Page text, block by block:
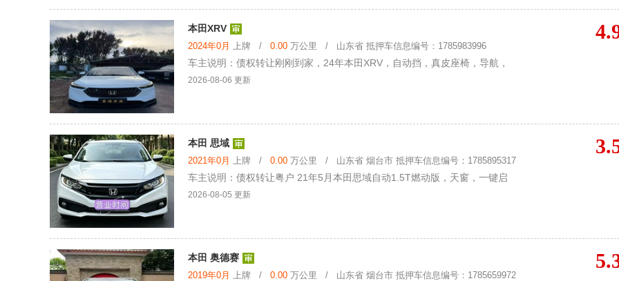
本田XRV
2024年0月 上牌 / 0.00 万公里 / 山东省 抵押车信息编号：1785983996
车主说明：债权转让刚刚到家，24年本田XRV，自动挡，真皮座椅，导航，
2026-08-06 更新
本田 思域
2021年0月 上牌 / 0.00 万公里 / 山东省 烟台市 抵押车信息编号：1785895317
车主说明：债权转让粤户 21年5月本田思域自动1.5T燃动版，天窗，一键启
2026-08-05 更新
本田 奥德赛
2019年0月 上牌 / 0.00 万公里 / 山东省 烟台市 抵押车信息编号：1785659972